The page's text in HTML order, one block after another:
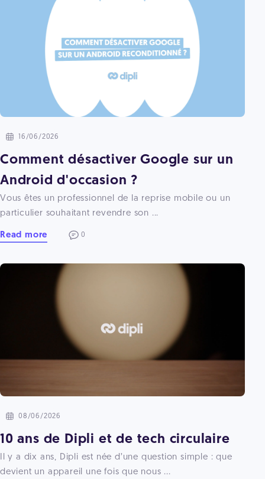
16/06/2026
Comment désactiver Google sur un
Android d'occasion ?
Vous êtes un professionnel de la reprise mobile ou un
particulier souhaitant revendre son ...
Read more 0
08/06/2026
10 ans de Dipli et de tech circulaire
Il y a dix ans, Dipli est née d’une question simple : que
devient un appareil une fois que nous ...